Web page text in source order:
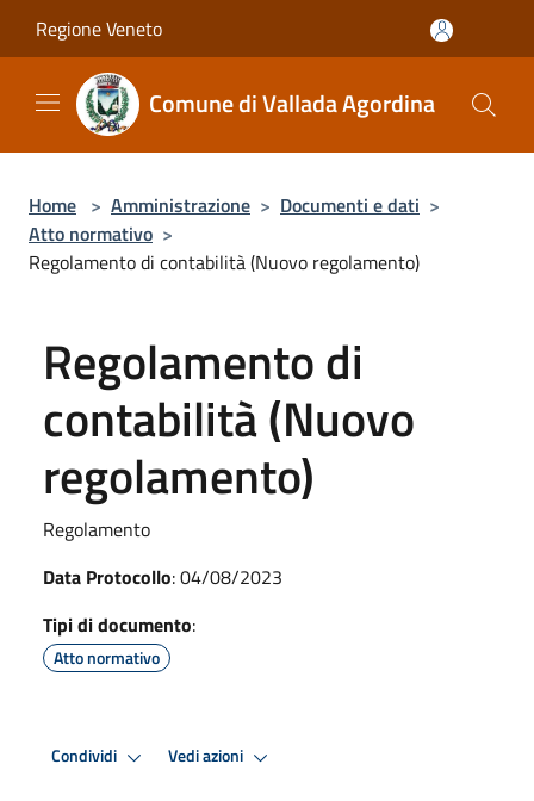
Regione Veneto
Comune di Vallada Agordina
Home > Amministrazione > Documenti e dati >
Atto normativo >
Regolamento di contabilità (Nuovo regolamento)
Regolamento di
contabilità (Nuovo
regolamento)
Regolamento
Data Protocollo: 04/08/2023
Tipi di documento:
Atto normativo
Condividi Vedi azioni